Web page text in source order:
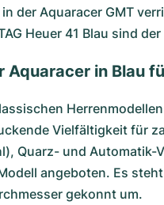
der Aquaracer GMT
Heuer 41 Blau sind
Aquaracer in Blau
Vielfältigkeit für
Quarz- und Automatik-
angeboten. Es
gekonnt um.